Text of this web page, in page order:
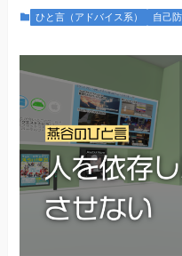
ひと言（アドバイス系） 自己